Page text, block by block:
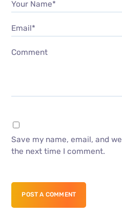
Your Name*
Email*
Comment
Save my name, email, and
the next time I comment.
POST A COMMENT